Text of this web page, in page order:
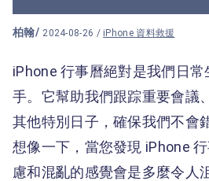
柏翰/ 2024-08-26 / iPhone 資料救援
iPhone 行事曆絕對是我們日
手。它幫助我們跟踪重要會議
其他特別日子，確保我們不會
想像一下，當您發現 iPhone
慮和混亂的感覺會是多麼令人